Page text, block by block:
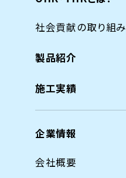
社会貢献の取り組み
製品紹介
施工実績
企業情報
会社概要